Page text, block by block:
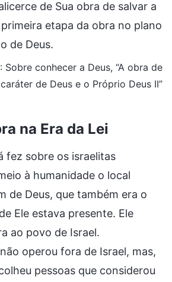
de Sua obra de salvar a
etapa da obra no plano
de Deus.
Sobre conhecer a Deus, “A obra de
de Deus e o Próprio Deus II”
na Era da Lei
fez sobre os israelitas
à humanidade o local
de Deus, que também era o
Ele estava presente. Ele
ao povo de Israel.
operou fora de Israel, mas,
pessoas que considerou